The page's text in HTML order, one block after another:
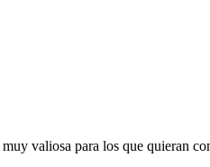
valiosa para los que quieran